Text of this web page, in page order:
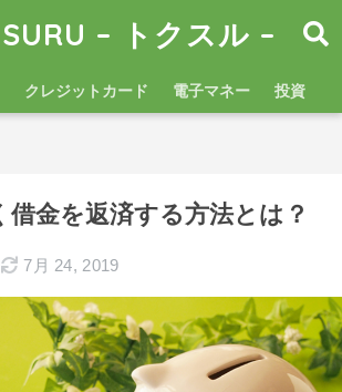
– トクスル –
クレジットカード 電子マネー 投資
借金を返済する方法とは？
7月 24, 2019